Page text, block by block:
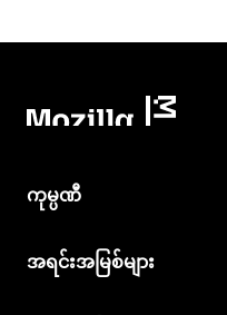
ကုမ္ပဏီ
အရင်းအမြစ်များ